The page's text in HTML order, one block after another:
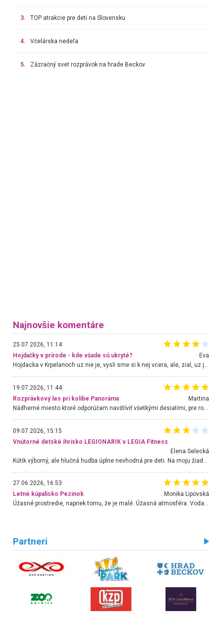
3. TOP atrakcie pre deti na Slovensku
4. Včelárska nedeľa
5. Zázračný svet rozprávok na hrade Beckov
Najnovšie komentáre
25.07.2026, 11:14
Hojdačky v prírode - kde všade sú ukryté?
Eva
Hojdacka v Krpelanoch uz nie je, vysli sme si k nej vcera, ale, zial, uz je znicena. Ak sem planujete cestu len kvoli hojdacke, mozete si ju usetrit. Krasny vyhlad je tu vsak aj bez hojdacky :-)
19.07.2026, 11:44
Rozprávkový les pri kolibe Panoráma
Martina
Nádherné miesto ktoré odporúčam navštíviť všetkými desiatimi, pre rodiny s deťmi, dôchodcom... Proste a jednoducho ozaj rozprávkový les.. určite ešte prídeme. Odniesli sme si na pamiatku krásne tričká,
09.07.2026, 15:15
Vnútorné detské ihrisko LEGIONARIK v LEGIA Fitness
Elena Selecká
27.06.2026, 16:53
Letné kúpalisko Pezinok
. Monika Lipovská
Úžasné prostredie, napriek tomu, že je malé. Úžasná atmosféra. Voda fantastická a nádherná. Ľudí je pomerne veľa, ale su mili a ohľaduplní. Je veľmi zaujímavé sledovať, ako dokážu spolu športovať cudzí ľudia a bez ohľadu na vek. Vládne tu pohoda. Vnuka neviem dostať z vody. Ďakujem za krásny deň . Urcite sa sem vrátim. Jediný problém je s parkovaním, ale aj ten sa mi podarilo vyriešiť. Monika Bratislava
Partneri